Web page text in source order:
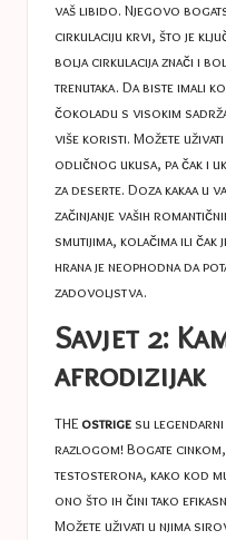
vaš libido. Njegovo
cirkulaciju krvi, što je
bolja cirkulacija znači i
trenutaka. Da biste imali
čokoladu s visokim
više koristi. Možete
odličnog ukusa, pa čak i
za deserte. Doza kakaa u
začinjanje vaših
smutijima, kolačima ili
hrana je neophodna da
zadovoljstva.
Savjet 2:
afrodizijak
THE ostrige su
razlogom! Bogate
testosterona, kako kod
ono što ih čini tako
Možete uživati ​​u njima